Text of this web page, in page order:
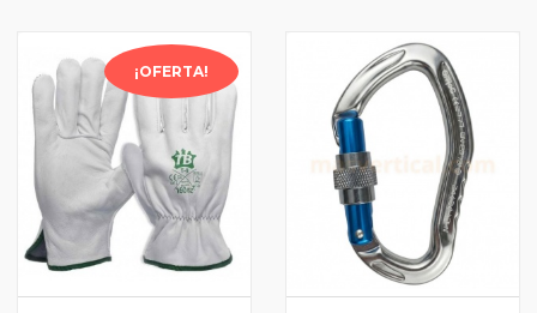
¡OFERTA!